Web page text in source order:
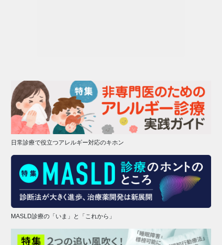
日常診療で役立つアレルギー対応のキホン
MASLD診療の「いま」と「これから」